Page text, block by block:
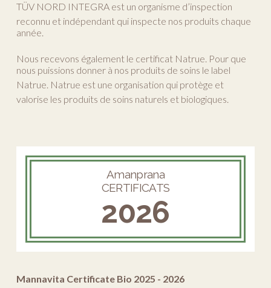
TÜV NORD INTEGRAest un organisme d’inspection
reconnu et indépendant qui inspecte nos produits chaque
année.
Nous recevons également le certificat Natrue. Pour que
nous puissions donner à nos produits de soins le label
Natrue. Natrue est une organisation qui protège et
valorise les produits de soins naturels et biologiques.
Amanprana
CERTIFICATS
2026
Mannavita Certificate Bio 2025 - 2026